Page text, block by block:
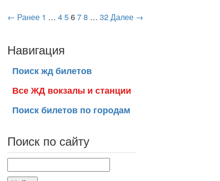
← Ранее 1 … 45678 … 32Далее →
Навигация
Поиск жд билетов
Все ЖД вокзалы и станции
Поиск билетов по городам
Поиск по сайту